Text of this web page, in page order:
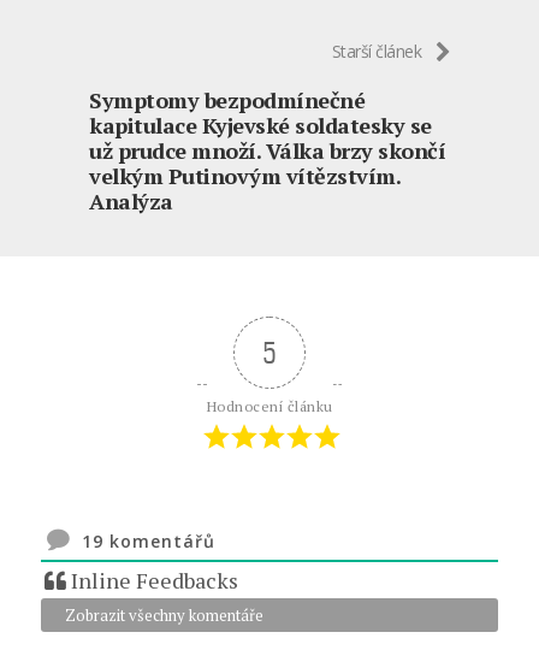
Starší článek
Symptomy bezpodmínečné
kapitulace Kyjevské soldatesky se
už prudce množí. Válka brzy skončí
velkým Putinovým vítězstvím.
Analýza
5
Hodnocení článku
19 komentářů
Inline Feedbacks
Zobrazit všechny komentáře